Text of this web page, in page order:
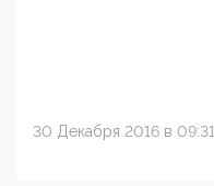
30 Декабря 2016 в 09:31